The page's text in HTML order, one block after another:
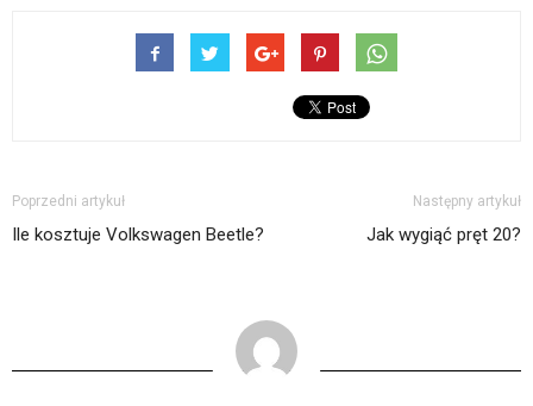
Poprzedni artykuł
Ile kosztuje Volkswagen Beetle?
Następny artykuł
Jak wygiąć pręt 20?